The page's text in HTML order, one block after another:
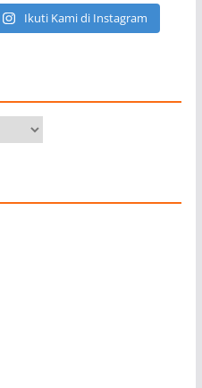
Ikuti Kami di Instagram